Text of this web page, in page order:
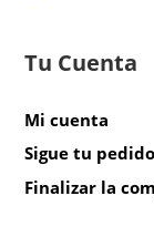
Tu Cuenta
Mi cuenta
Sigue tu pedido
Finalizar la